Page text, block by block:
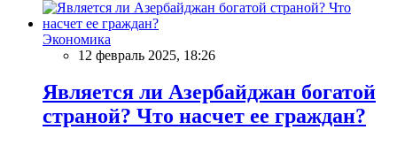
Экономика
12 февраль 2025, 18:26
Является ли Азербайджан богатой
страной? Что насчет ее граждан?